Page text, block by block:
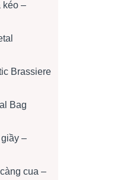
kéo –
Brassiere
Bag
–
cua –